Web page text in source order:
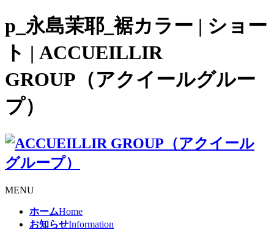
p_永島茉耶_裾カラー | ショー
ト | ACCUEILLIR
GROUP（アクイールグルー
プ）
MENU
ホームHome
お知らせInformation